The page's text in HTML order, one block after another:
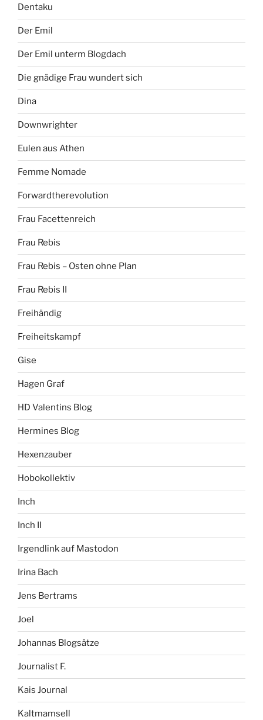
Dentaku
Der Emil
Der Emil unterm Blogdach
Die gnädige Frau wundert sich
Dina
Downwrighter
Eulen aus Athen
Femme Nomade
Forwardtherevolution
Frau Facettenreich
Frau Rebis
Frau Rebis – Osten ohne Plan
Frau Rebis II
Freihändig
Freiheitskampf
Gise
Hagen Graf
HD Valentins Blog
Hermines Blog
Hexenzauber
Hobokollektiv
Inch
Inch II
Irgendlink auf Mastodon
Irina Bach
Jens Bertrams
Joel
Johannas Blogsätze
Journalist F.
Kais Journal
Kaltmamsell